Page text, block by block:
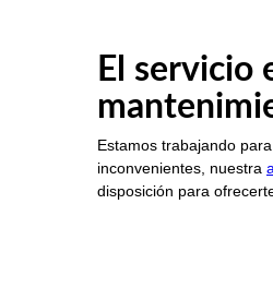
El servicio
Estamos trabajando
inconvenientes, nuestra
disposición para